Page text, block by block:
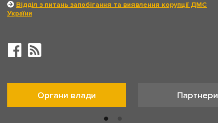
Відділ з питань запобігання та виявлення корупції ДМС
України
Органи влади Партнери